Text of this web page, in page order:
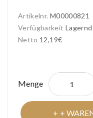
Artikelnr. M00000821
Verfügbarkeit Lagernd
Netto 12,19€
Menge
+